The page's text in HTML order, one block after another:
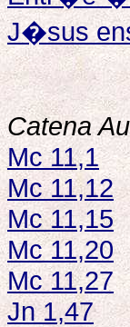
J�sus
Catena
Mc 11,1
Mc 11,12
Mc 11,15
Mc 11,20
Mc 11,27
Jn 1,47